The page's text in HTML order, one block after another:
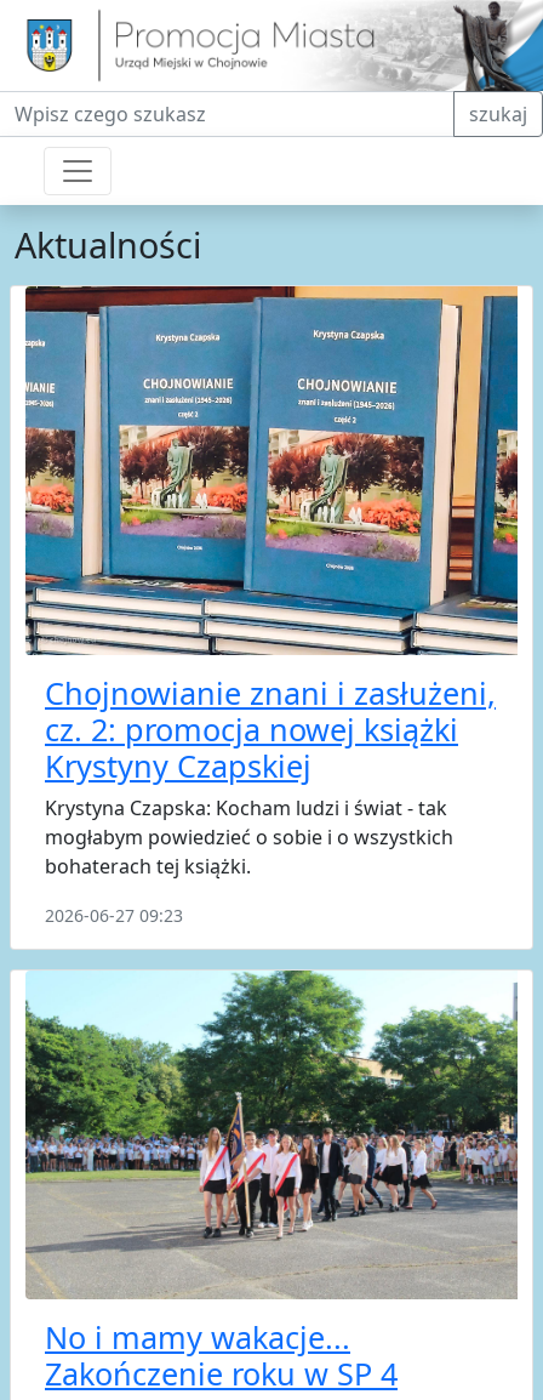
Fraza do wyszukiwania szukaj
Aktualności
Chojnowianie znani i zasłużeni,
cz. 2: promocja nowej książki
Krystyny Czapskiej
Krystyna Czapska: Kocham ludzi i świat - tak
mogłabym powiedzieć o sobie i o wszystkich
bohaterach tej książki.
2026-06-27 09:23
No i mamy wakacje...
Zakończenie roku w SP 4